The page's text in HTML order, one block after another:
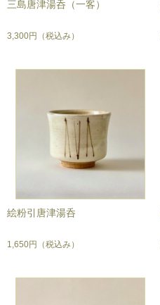
三島唐津湯呑（一客）
3,300円 （税込み）
絵粉引唐津湯呑
1,650円 （税込み）